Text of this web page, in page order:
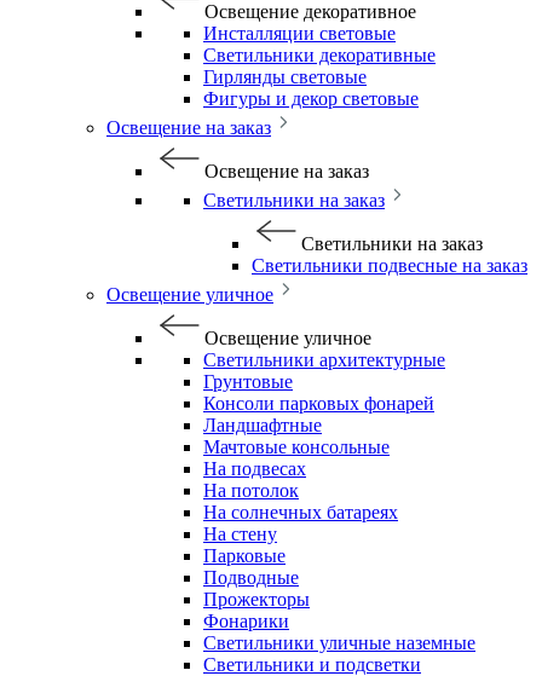
Освещение декоративное
Инсталляции световые
Светильники декоративные
Гирлянды световые
Фигуры и декор световые
Освещение на заказ
Освещение на заказ
Светильники на заказ
Светильники на заказ
Светильники подвесные на заказ
Освещение уличное
Освещение уличное
Светильники архитектурные
Грунтовые
Консоли парковых фонарей
Ландшафтные
Мачтовые консольные
На подвесах
На потолок
На солнечных батареях
На стену
Парковые
Подводные
Прожекторы
Фонарики
Светильники уличные наземные
Светильники и подсветки